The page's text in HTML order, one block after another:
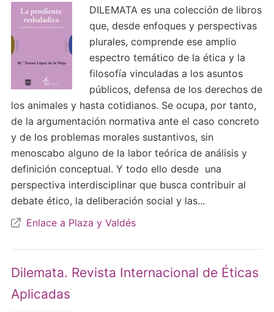
DILEMATA es una colección de libros
que, desde enfoques y perspectivas
plurales, comprende ese amplio
espectro temático de la ética y la
filosofía vinculadas a los asuntos
públicos, defensa de los derechos de
los animales y hasta cotidianos. Se ocupa, por tanto,
de la argumentación normativa ante el caso concreto
y de los problemas morales sustantivos, sin
menoscabo alguno de la labor teórica de análisis y
definición conceptual. Y todo ello desde una
perspectiva interdisciplinar que busca contribuir al
debate ético, la deliberación social y las...
Enlace a Plaza y Valdés
Dilemata. Revista Internacional de Éticas
Aplicadas